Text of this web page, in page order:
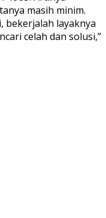
masih minim.
bekerjalah layaknya
celah dan solusi,”